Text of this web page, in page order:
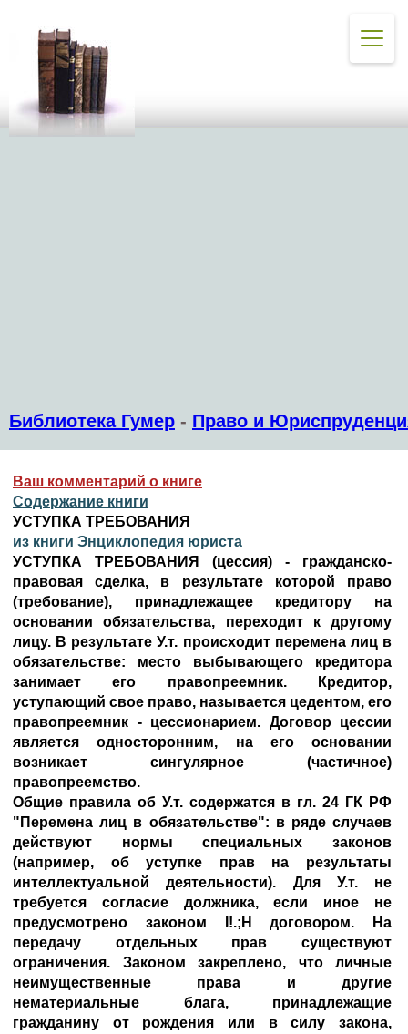
Библиотека Гумер - Право и
Ваш комментарий о книге
Содержание книги
УСТУПКА ТРЕБОВАНИЯ
из книги Энциклопедия юриста
УСТУПКА ТРЕБОВАНИЯ (цессия) - гражданско-
правовая сделка, в результате которой право
(требование), принадлежащее кредитору на
основании обязательства, переходит к другому
лицу. В результате У.т. происходит перемена лиц в
обязательстве: место выбывающего кредитора
занимает его правопреемник. Кредитор,
уступающий свое право, называется цедентом, его
правопреемник - цессионарием. Договор цессии
является односторонним, на его основании
возникает сингулярное (частичное)
правопреемство.
Общие правила об У.т. содержатся в гл. 24 ГК РФ
"Перемена лиц в обязательстве": в ряде случаев
действуют нормы специальных законов
(например, об уступке прав на результаты
интеллектуальной деятельности). Для У.т. не
требуется согласие должника, если иное не
предусмотрено законом I!.;H договором. На
передачу отдельных прав существуют
ограничения. Законом закреплено, что личные
неимущественные права и другие
нематериальные блага, принадлежащие
гражданину от рождения или в силу закона,